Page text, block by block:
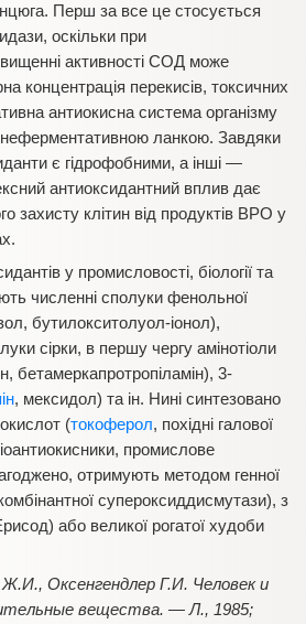
Перш за все це стосується
оскільки при
активності СОД може
концентрація перекисів, токсичних
антиокисна система організму
неферментативною ланкою. Завдяки
є гідрофобними, а інші —
антиоксидантний вплив дає
захисту клітин від продуктів ВРО у
у промисловості, біології та
численні сполуки фенольної
бутилокситолуол-іонол),
сірки, в першу чергу амінотіоли
бетамеркапротропіламін), 3-
, мексидол) та ін. Нині синтезовано
(токоферол, похідні галової
промислове
отримують методом генної
супероксиддисмутази), з
або великої рогатої худоби
Оксенгендлер Г.И. Человек и
вещества. — Л., 1985;